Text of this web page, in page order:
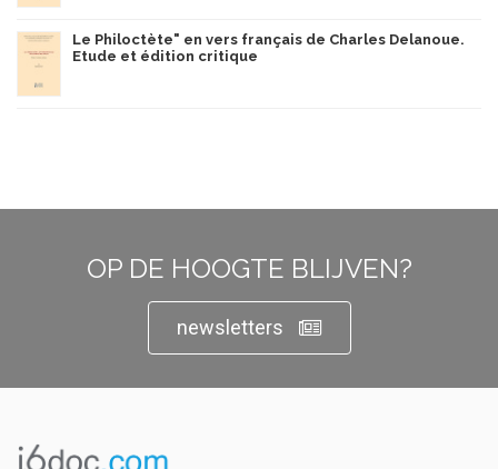
Le Philoctète" en vers français de Charles Delanoue.
Etude et édition critique
OP DE HOOGTE BLIJVEN?
newsletters